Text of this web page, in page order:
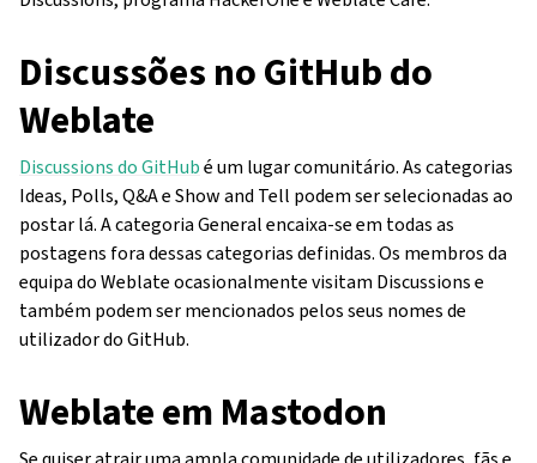
Discussões no GitHub do
Weblate
Discussions do GitHubé um lugar comunitário. As categorias
Ideas, Polls, Q&A e Show and Tell podem ser selecionadas ao
postar lá. A categoria General encaixa-se em todas as
postagens fora dessas categorias definidas. Os membros da
equipa do Weblate ocasionalmente visitam Discussions e
também podem ser mencionados pelos seus nomes de
utilizador do GitHub.
Weblate em Mastodon